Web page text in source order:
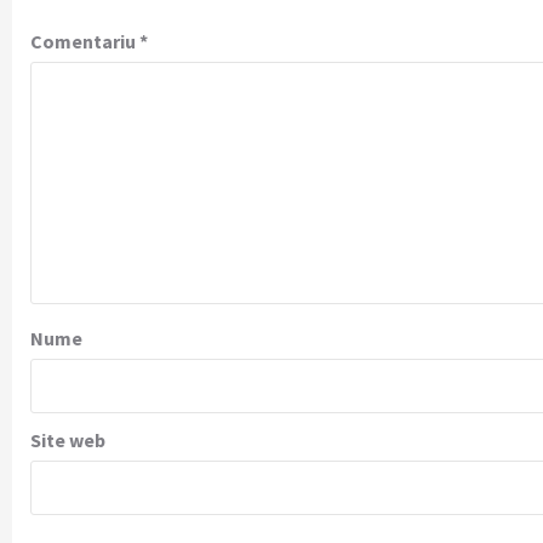
Comentariu *
Nume
Site web